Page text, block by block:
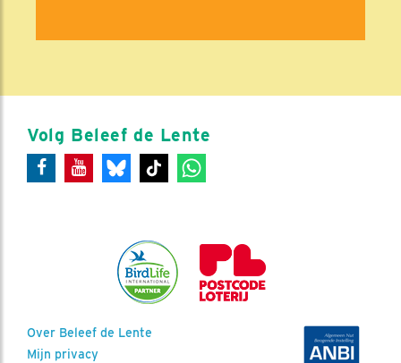
Volg Beleef de Lente
Over Beleef de Lente
Mijn privacy